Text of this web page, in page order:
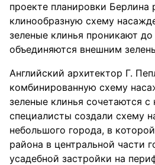
проекте планировки Берлина
клинообразную схему
зеленые клинья проникают
объединяются внешним
Английский архитектор Г.
комбинированную схему
зеленые клинья сочетаются
специалисты создали схему
небольшого города, в
района в центральной части
усадебной застройки на